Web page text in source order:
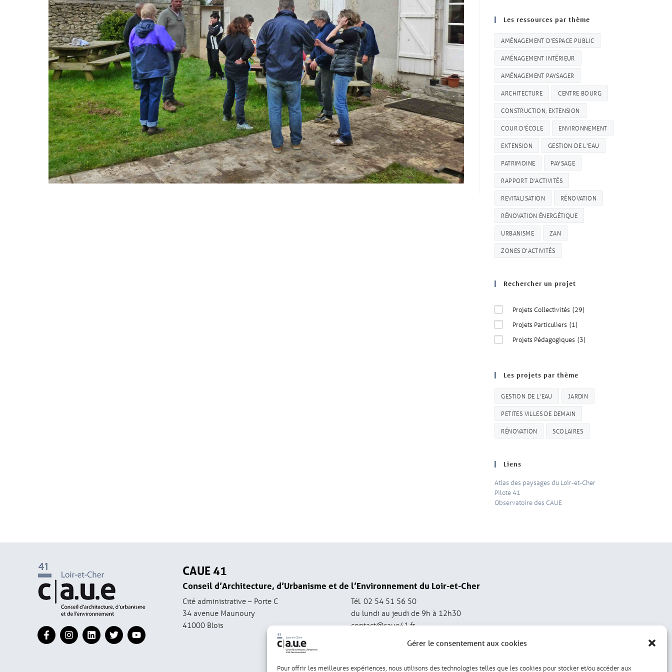
Gérer le consentement aux cookies
Pour offrir les meilleures expériences, nous utilisons des technologies telles que les cookies pour stocker et/ou accéder aux
Les ressources par thème
AMÉNAGEMENT D'ESPACE PUBLIC
AMÉNAGEMENT INTÉRIEUR
AMÉNAGEMENT PAYSAGER
ARCHITECTURE CENTRE BOURG
CONSTRUCTION, EXTENSION
COUR D'ÉCOLE ENVIRONNEMENT
EXTENSION GESTION DE L'EAU
PATRIMOINE PAYSAGE
RAPPORT D'ACTIVITÉS
REVITALISATION RÉNOVATION
RÉNOVATION ÉNERGÉTIQUE
URBANISME ZAN
ZONES D'ACTIVITÉS
Rechercher un projet
Projets Collectivités (29)
Projets Particuliers (1)
Projets Pédagogiques (3)
Les projets par thème
GESTION DE L'EAU JARDIN
PETITES VILLES DE DEMAIN
RÉNOVATION SCOLAIRES
Liens
Atlas des paysages du Loir-et-Cher
Pilote 41
Observatoire des CAUE
CAUE 41
Conseil d’Architecture, d’Urbanisme et de l’Environnement du Loir-et-Cher
Cité administrative – Porte C
34 avenue Maunoury
41000 Blois
Tél. 02 54 51 56 50
du lundi au jeudi de 9h à 12h30
contact@caue41.fr